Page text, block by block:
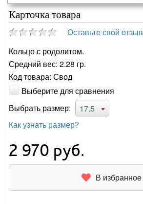
Карточка товара
Оставьте свой отзыв
Кольцо с родолитом.
Средний вес: 2.28 гр.
Код товара: Свод
Выберите для сравнения
Выбрать размер:
17.5
Как узнать размер?
2 970 руб.
В избранное